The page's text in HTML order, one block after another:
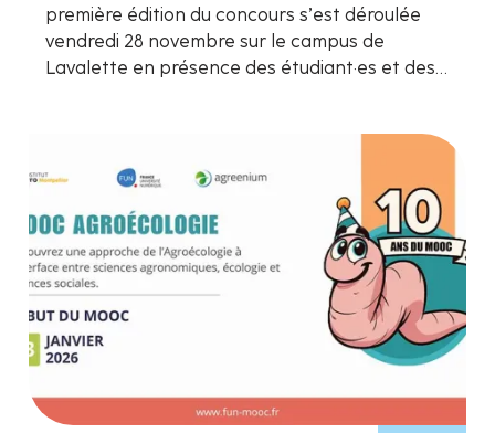
première édition du concours s’est déroulée
vendredi 28 novembre sur le campus de
Lavalette en présence des étudiant·es et des…